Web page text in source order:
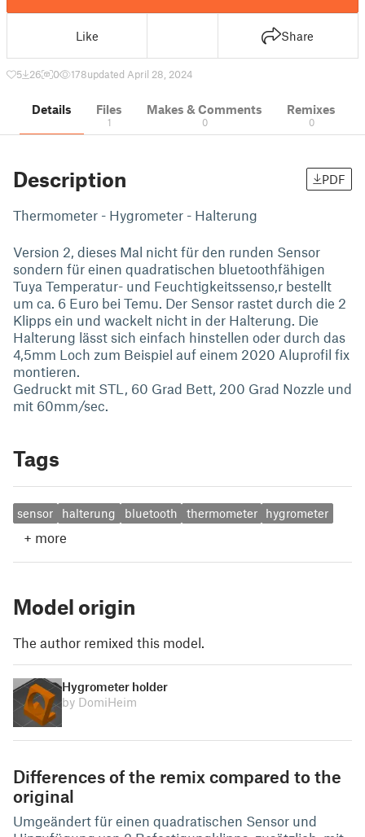
Like Share
5 26 0 178updated April 28, 2024
Details Files
1
Makes & Comments
0
Remixes
0
Description PDF
Thermometer - Hygrometer - Halterung
Version 2, dieses Mal nicht für den runden Sensor
sondern für einen quadratischen bluetoothfähigen
Tuya Temperatur- und Feuchtigkeitssenso,r bestellt
um ca. 6 Euro bei Temu. Der Sensor rastet durch die 2
Klipps ein und wackelt nicht in der Halterung. Die
Halterung lässt sich einfach hinstellen oder durch das
4,5mm Loch zum Beispiel auf einem 2020 Aluprofil fix
montieren.
Gedruckt mit STL, 60 Grad Bett, 200 Grad Nozzle und
mit 60mm/sec.
Tags
sensor halterung bluetooth thermometer hygrometer
+ more
Model origin
The author remixed this model.
Hygrometer holder
by DomiHeim
Differences of the remix compared to the
original
Umgeändert für einen quadratischen Sensor und